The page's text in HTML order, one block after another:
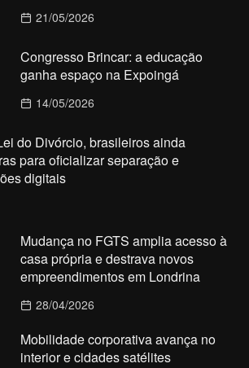
21/05/2026
Congresso Brincar: a educação
ganha espaço na Expoingá
14/05/2026
do Divórcio, brasileiros ainda
para oficializar separação e
digitais
Mudança no FGTS amplia acesso à
casa própria e destrava novos
empreendimentos em Londrina
28/04/2026
Mobilidade corporativa avança no
interior e cidades satélites